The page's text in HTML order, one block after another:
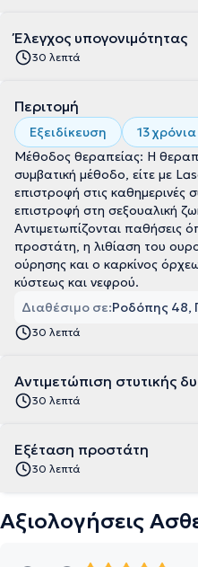
Έλεγχος υπογονιμότητας
30 λεπτά
Περιτομή
Εξειδίκευση
13
Μέθοδος θεραπείας: Η
συμβατική μέθοδο, είτε με
επιστροφή στις καθημερινές
επιστροφή στη σεξουαλική
Αντιμετωπίζονται παθήσεις
προστάτη, η λιθίαση του
ούρησης και ο καρκίνος
κύστεως και νεφρού.
Διαθέσιμο σε:Ροδόπης 48,
30 λεπτά
Αντιμετώπιση στυτικής
30 λεπτά
Εξέταση προστάτη
30 λεπτά
Αξιολογήσεις